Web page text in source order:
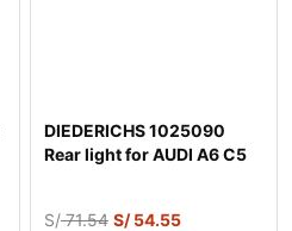
DIEDERICHS 1025090
Rear light for AUDI A6 C5
S/71.54 S/54.55